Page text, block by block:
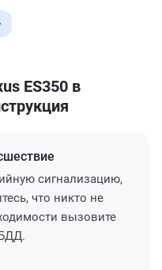
ES350 в
сигнализацию,
что никто не
вызовите